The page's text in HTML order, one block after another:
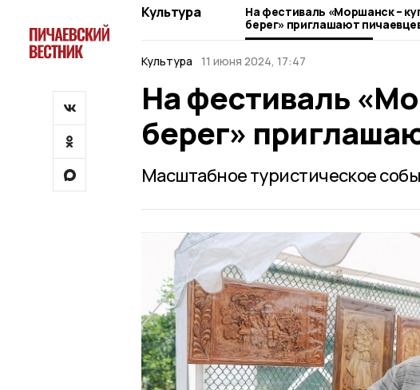
Культура
На фестиваль «Моршанск –
берег» приглашают
Культура
11 июня 2024, 17:47
На фестиваль
берег»
Масштабное туристическое